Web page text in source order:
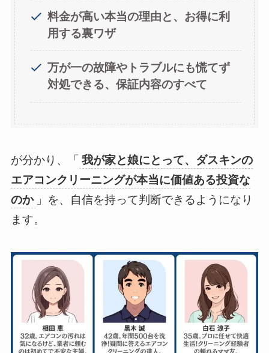
料金が高い本当の理由と、お得に利
用する裏ワザ
万が一の故障やトラブルにも慌てず
対処できる、保証内容のすべて
が分かり、「 我が家と娘にとって、ダスキンの
エアコンクリーニングが本当に価値ある投資な
のか 」を、自信を持って判断できるようになり
ます。